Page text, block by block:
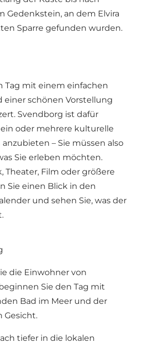
Gedenkstein, an dem Elvira
Sparre gefunden wurden.
Tag mit einem einfachen
einer schönen Vorstellung
Svendborg ist dafür
oder mehrere kulturelle
– Sie müssen also
Sie erleben möchten.
Theater, Film oder größere
Sie einen Blick in den
und sehen Sie, was der
die Einwohner von
Sie den Tag mit
Bad im Meer und der
Gesicht.
tiefer in die lokalen